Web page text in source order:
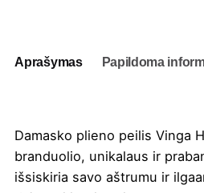
Aprašymas Papildoma
Damasko plieno peilis Vinga
branduolio, unikalaus ir
išsiskiria savo aštrumu ir